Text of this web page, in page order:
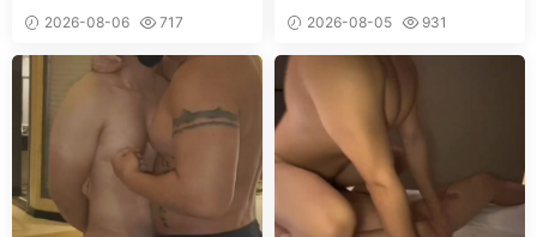
-@Nissan98）
2026-08-06 717
d-@XiaoAo.art）
2026-08-05 931